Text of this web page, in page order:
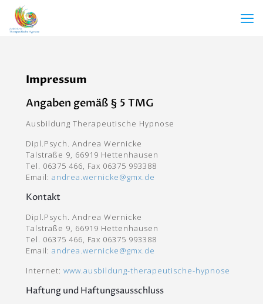
Impressum
Angaben gemäß § 5 TMG
Ausbildung Therapeutische Hypnose
Dipl.Psych. Andrea Wernicke
Talstraße 9, 66919 Hettenhausen
Tel. 06375 466, Fax 06375 993388
Email:andrea.wernicke@gmx.de
Kontakt
Dipl.Psych. Andrea Wernicke
Talstraße 9, 66919 Hettenhausen
Tel. 06375 466, Fax 06375 993388
Email:andrea.wernicke@gmx.de
Internet:www.ausbildung-therapeutische-hypnose
Haftung und Haftungsausschluss